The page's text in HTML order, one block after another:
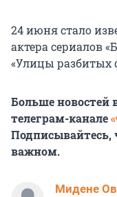
24 июня стало
актера сериалов
«Улицы разбитых
Больше
телеграм-канале
Подписывайтесь,
важном.
Мидене